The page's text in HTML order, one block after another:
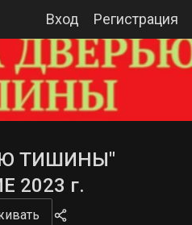
Вход Регистрация
ТИШИНЫ"
2023 г.